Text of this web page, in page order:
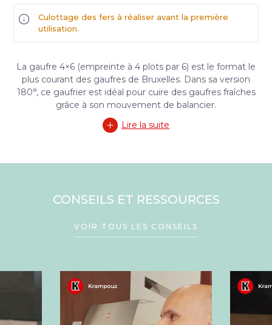
Culottage des fers à réaliser avant la première
utilisation.
La gaufre 4×6 (empreinte à 4 plots par 6) est le format le
plus courant des gaufres de Bruxelles. Dans sa version
180°, ce gaufrier est idéal pour cuire des gaufres fraîches
grâce à son mouvement de balancier.
Lire la suite
CONSEILS ET RESSOURCES
VOIR TOUS LES CONSEILS